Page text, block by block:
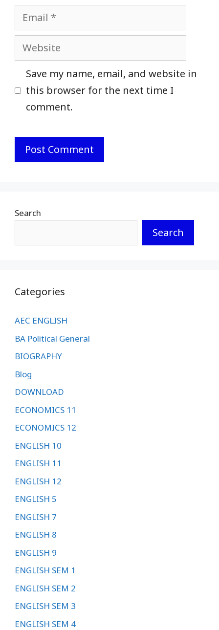
Email
Website
Save my name, email, and website in
this browser for the next time I
comment.
Search
Search
Categories
AEC ENGLISH
BA Political General
BIOGRAPHY
Blog
DOWNLOAD
ECONOMICS 11
ECONOMICS 12
ENGLISH 10
ENGLISH 11
ENGLISH 12
ENGLISH 5
ENGLISH 7
ENGLISH 8
ENGLISH 9
ENGLISH SEM 1
ENGLISH SEM 2
ENGLISH SEM 3
ENGLISH SEM 4